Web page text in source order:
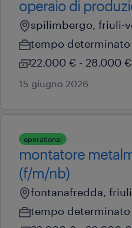
operaio di
spilimbergo, friuli-
tempo determinato
22.000 € - 28.000
15 giugno 2026
operational
montatore
(f/m/nb)
fontanafredda,
tempo determinato